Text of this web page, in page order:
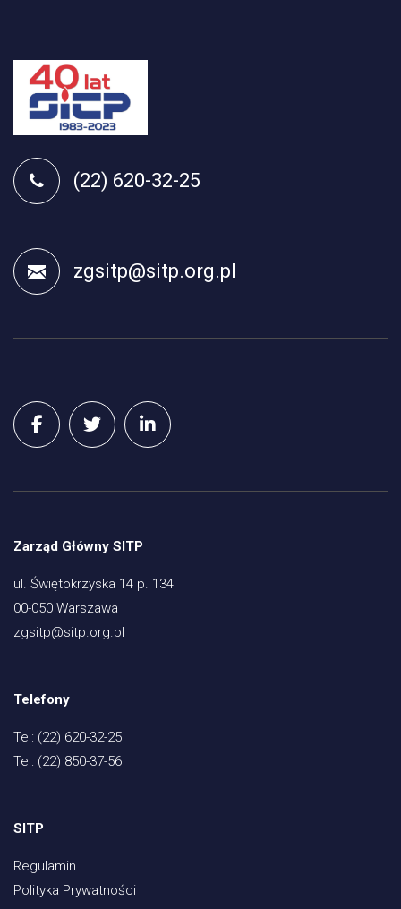
(22) 620-32-25
zgsitp@sitp.org.pl
Zarząd Główny SITP
ul. Świętokrzyska 14 p. 134
00-050 Warszawa
zgsitp@sitp.org.pl
Telefony
Tel: (22) 620-32-25
Tel: (22) 850-37-56
SITP
Regulamin
Polityka Prywatności